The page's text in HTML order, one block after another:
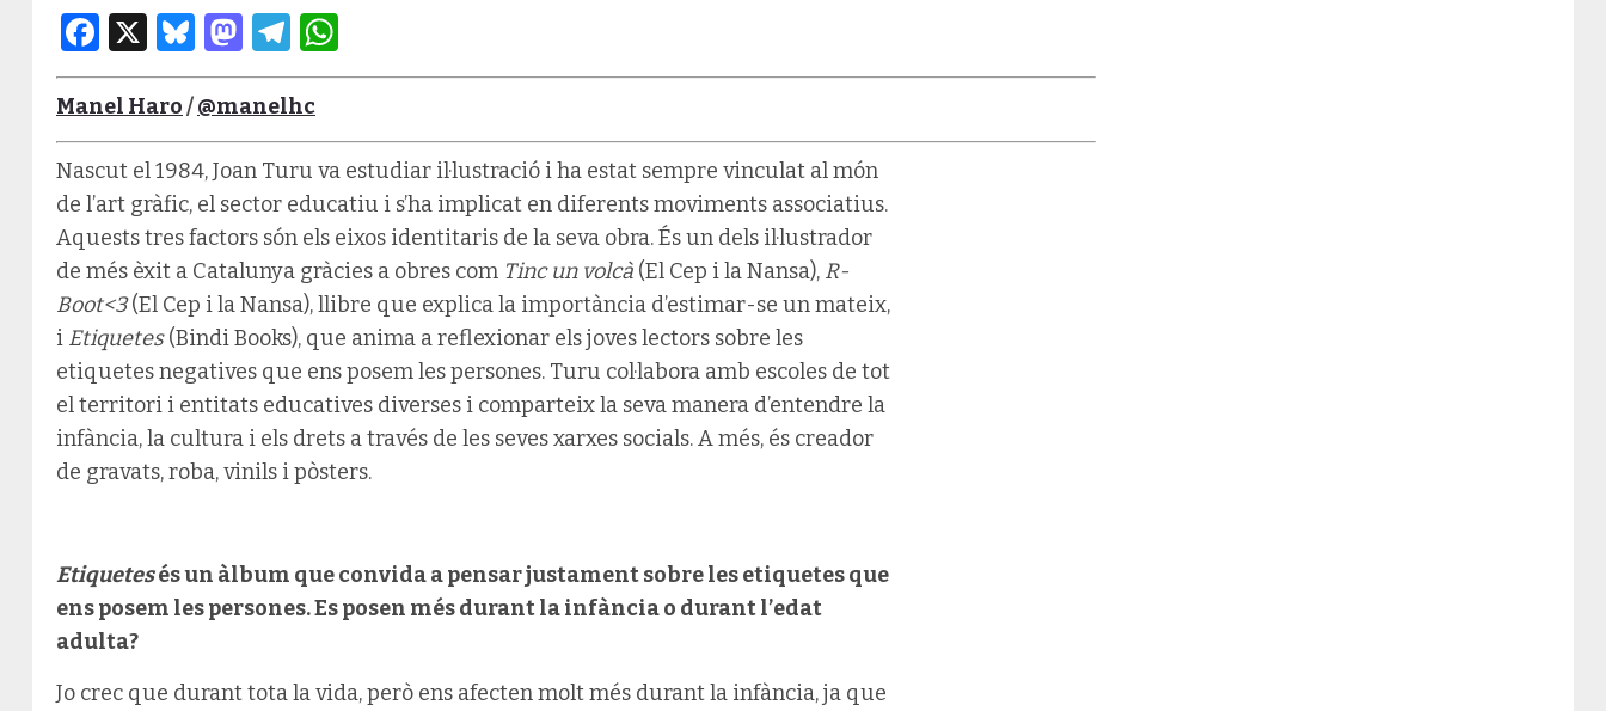
Facebook
X Bluesky
Mastodon
Telegram
Manel Haro/@manelhc
Nascut el 1984, Joan Turu va estudiar il·lustració i ha estat sempre vinculat al món
de l’art gràfic, el sector educatiu i s’ha implicat en diferents moviments associatius.
Aquests tres factors són els eixos identitaris de la seva obra. És un dels il·lustrador
de més èxit a Catalunya gràcies a obres com Tinc un volcà (El Cep i la Nansa), R-
Boot<3(El Cep i la Nansa), llibre que explica la importància d’estimar-se un mateix,
i Etiquetes(Bindi Books), que anima a reflexionar els joves lectors sobre les
etiquetes negatives que ens posem les persones. Turu col·labora amb escoles de tot
el territori i entitats educatives diverses i comparteix la seva manera d’entendre la
infància, la cultura i els drets a través de les seves xarxes socials. A més, és creador
de gravats, roba, vinils i pòsters.
Etiquetesés un àlbum que convida a pensar justament sobre les etiquetes que
ens posem les persones. Es posen més durant la infància o durant l’edat
adulta?
Jo crec que durant tota la vida, però ens afecten molt més durant la infància, ja que